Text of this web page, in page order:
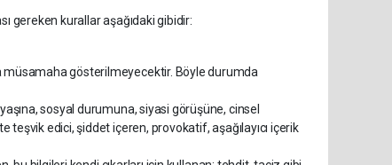
gereken kurallar aşağıdaki gibidir:
müsamaha gösterilmeyecektir. Böyle durumda
sosyal durumuna, siyasi görüşüne, cinsel
edici, şiddet içeren, provokatif, aşağılayıcı içerik